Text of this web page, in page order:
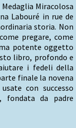
Miracolosa
Labouré in rue de
storia. Non
pregare, come
potente oggetto
libro, profondo e
i fedeli della
finale la novena
con successo
fondata da padre